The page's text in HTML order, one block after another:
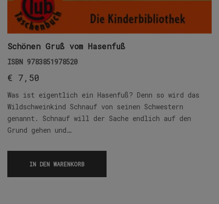
Schönen Gruß vom Hasenfuß
ISBN 9783851978520
€ 7,50
Was ist eigentlich ein Hasenfuß? Denn so wird das
Wildschweinkind Schnauf von seinen Schwestern
genannt. Schnauf will der Sache endlich auf den
Grund gehen und…
IN DEN WARENKORB